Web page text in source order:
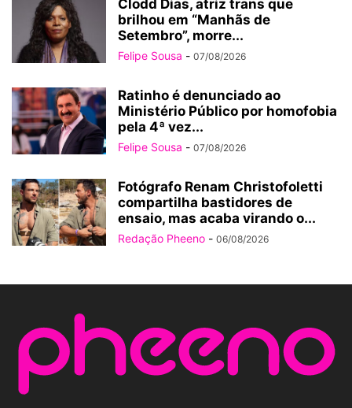
Clodd Dias, atriz trans que
brilhou em “Manhãs de
Setembro”, morre...
Felipe Sousa - 07/08/2026
Ratinho é denunciado ao
Ministério Público por homofobia
pela 4ª vez...
Felipe Sousa - 07/08/2026
Fotógrafo Renam Christofoletti
compartilha bastidores de
ensaio, mas acaba virando o...
Redação Pheeno - 06/08/2026